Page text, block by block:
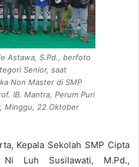
Astawa, S.Pd., berfoto
Senior, saat
Non Master di SMP
IB. Mantra, Perum Puri
Minggu, 22 Oktober
Kepala Sekolah SMP Cipta
Luh Susilawati, M.Pd.,